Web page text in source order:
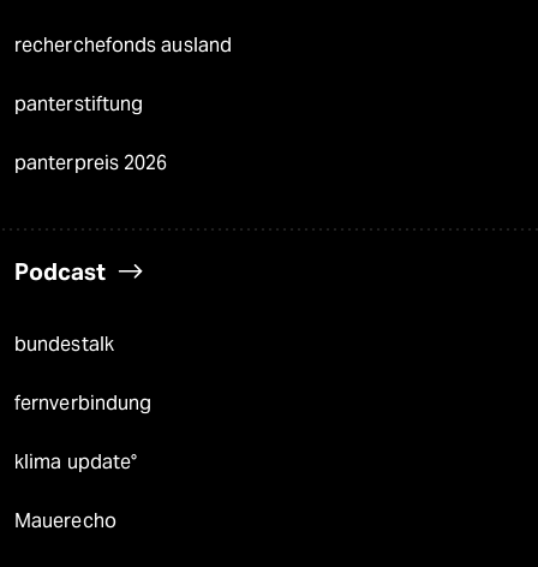
recherchefonds ausland
panterstiftung
panterpreis 2026
Podcast
bundestalk
fernverbindung
klima update°
Mauerecho